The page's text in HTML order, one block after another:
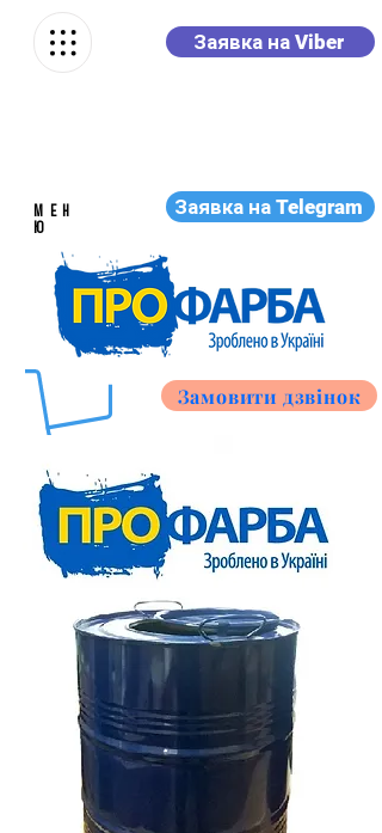
Заявка на Viber
Заявка на Telegram
МЕН
Ю
Замовити дзвінок